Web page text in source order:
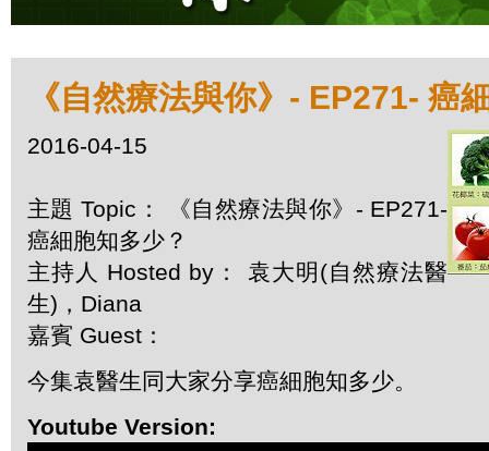
《自然療法與你》- EP271- 癌
2016-04-15
主題 Topic： 《自然療法與你》- EP271-
癌細胞知多少？
主持人 Hosted by： 袁大明(自然療法醫
生)，Diana
嘉賓 Guest：
今集袁醫生同大家分享癌細胞知多少。
Youtube Version: